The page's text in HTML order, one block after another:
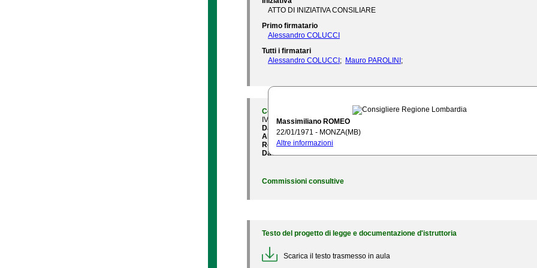
ATTO DI INIZIATIVA CONSILIARE
Primo firmatario
Alessandro COLUCCI
Tutti i firmatari
Alessandro COLUCCI ; Mauro PAROLINI ;
Massimiliano ROMEO
22/01/1971 - MONZA(MB)
Altre informazioni
Commissione referente
IV Commissione permanente - Attività produttive e occupazione
Data di assegnazione28/12/2017
Abbinato a PDL
390
Relatore Fabio ROLFI
Data di votazione in commissione referente11/01/2018
Commissioni consultive
Testo del progetto di legge e documentazione d'istruttoria
Scarica il testo trasmesso in aula